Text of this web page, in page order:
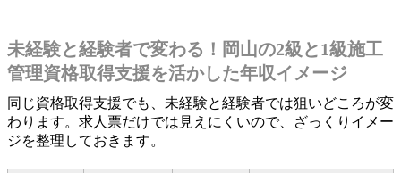
未経験と経験者で変わる！岡山の2級と1級施工
管理資格取得支援を活かした年収イメージ
同じ資格取得支援でも、未経験と経験者では狙いどころが変
わります。求人票だけでは見えにくいので、ざっくりイメー
ジを整理しておきます。